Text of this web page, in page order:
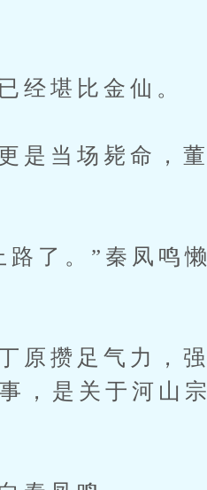
堪比金仙。
是当场毙命，董
了。”秦凤鸣懒
原攒足气力，强
，是关于河山宗